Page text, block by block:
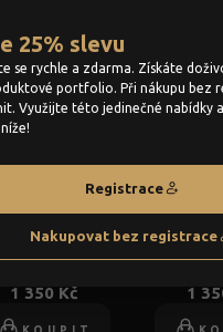
25% slevu
se rychle a zdarma. Získáte
portfolio. Při nákupu bez
Využijte této jedinečné nabídky
Registrace
Nakupovat bez registrace
3+1
1 350 Kč 1